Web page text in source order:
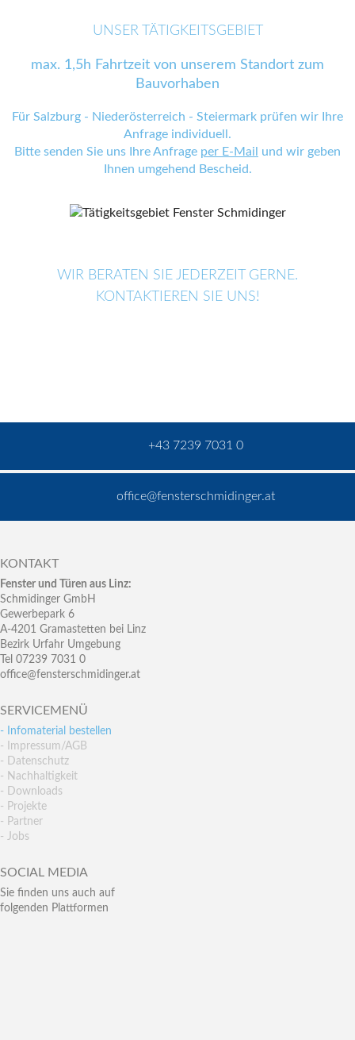
UNSER TÄTIGKEITSGEBIET
max. 1,5h Fahrtzeit von unserem Standort zum
Bauvorhaben
Für Salzburg - Niederösterreich - Steiermark prüfen wir Ihre
Anfrage individuell.
Bitte senden Sie uns Ihre Anfrage per E-Mail
und wir geben
Ihnen umgehend Bescheid.
WIR BERATEN SIE JEDERZEIT GERNE.
KONTAKTIEREN SIE UNS!
+43 7239 7031 0
office@fensterschmidinger.at
KONTAKT
Fenster und Türen aus Linz:
Schmidinger GmbH
Gewerbepark 6
A-4201 Gramastetten bei Linz
Bezirk Urfahr Umgebung
Tel 07239 7031 0
office@fensterschmidinger.at
SERVICEMENÜ
- Infomaterial bestellen
- Impressum/AGB
- Datenschutz
- Nachhaltigkeit
- Downloads
- Projekte
- Partner
- Jobs
SOCIAL MEDIA
Sie finden uns auch auf
folgenden Plattformen